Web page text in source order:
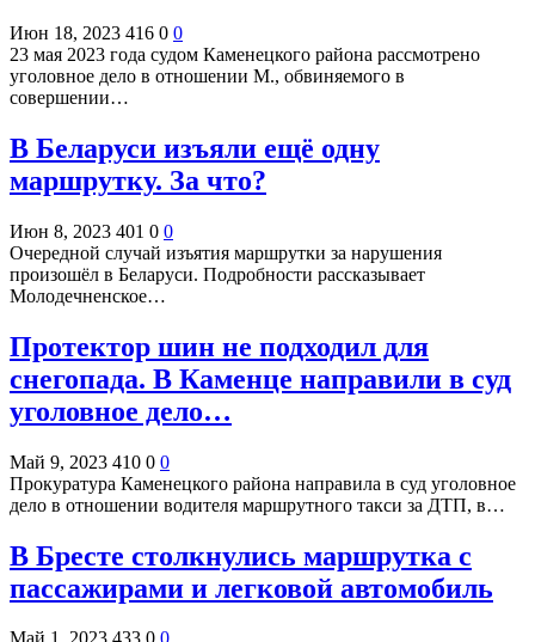
Июн 18, 2023 416 0 0
23 мая 2023 года судом Каменецкого района рассмотрено
уголовное дело в отношении М., обвиняемого в
совершении…
В Беларуси изъяли ещё одну
маршрутку. За что?
Июн 8, 2023 401 0 0
Очередной случай изъятия маршрутки за нарушения
произошёл в Беларуси. Подробности рассказывает
Молодечненское…
Протектор шин не подходил для
снегопада. В Каменце направили в суд
уголовное дело…
Май 9, 2023 410 0 0
Прокуратура Каменецкого района направила в суд уголовное
дело в отношении водителя маршрутного такси за ДТП, в…
В Бресте столкнулись маршрутка с
пассажирами и легковой автомобиль